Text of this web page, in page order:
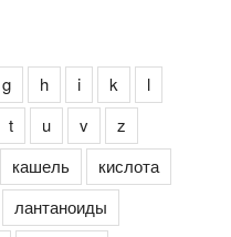
g h i k
l
t u v
z
кашель
кислота
лантаноиды